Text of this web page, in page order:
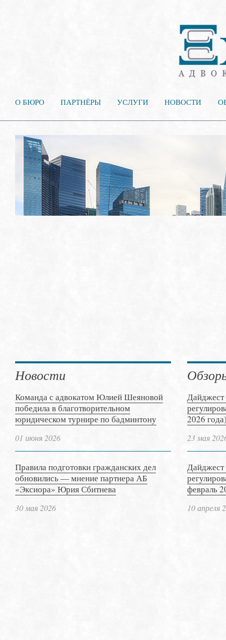
О БЮРО ПАРТНЁРЫ УСЛУГИ НОВОСТИ
Новости
Команда с адвокатом Юлией Шеяновой
победила в благотворительном
юридическом турнире по бадминтону
01 июня 2026
Правила подготовки гражданских дел
обновились — мнение партнера АБ
«Эксиора» Юрия Сбитнева
30 мая 2026
Дайджест
2026
23 мая
Дайджест
февраль
10 апреля